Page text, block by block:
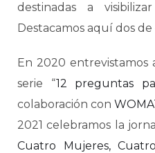
destinadas a
Destacamos aquí dos de
En 2020 entrevistamos
serie “12 preguntas
colaboración con
2021 celebramos la
Cuatro Mujeres,